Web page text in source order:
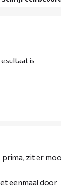
is
zit er
eenmaal door